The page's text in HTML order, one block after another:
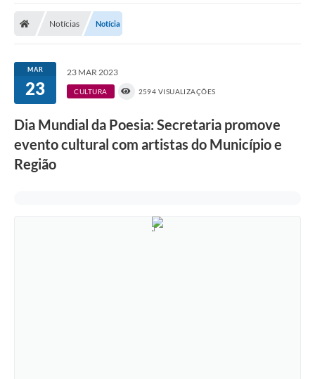
Turismo
SIC
Coronavírus
Serviços Online
Notícias Notícia
MAR
23
23 MAR 2023
CULTURA 2594 VISUALIZAÇÕES
Dia Mundial da Poesia: Secretaria promove
evento cultural com artistas do Município e
Região